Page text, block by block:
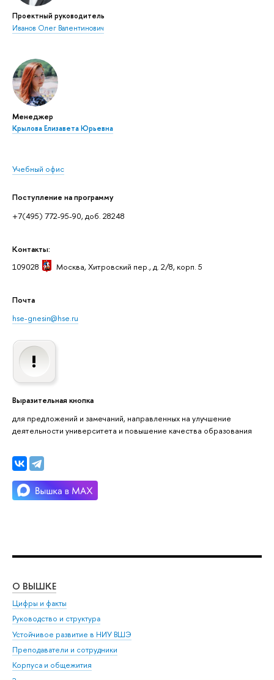
Проектный руководитель
Иванов Олег Валентинович
Менеджер
Крылова Елизавета Юрьевна
Учебный офис
Поступление на программу
+7(495) 772-95-90, доб. 28248
Контакты:
109028
Москва, Хитровский пер., д. 2/8, корп. 5
Почта
hse-gnesin@hse.ru
Выразительная кнопка
для предложений и замечаний, направленных на улучшение
деятельности университета и повышение качества образования
О ВЫШКЕ
Цифры и факты
Руководство и структура
Устойчивое развитие в НИУ ВШЭ
Преподаватели и сотрудники
Корпуса и общежития